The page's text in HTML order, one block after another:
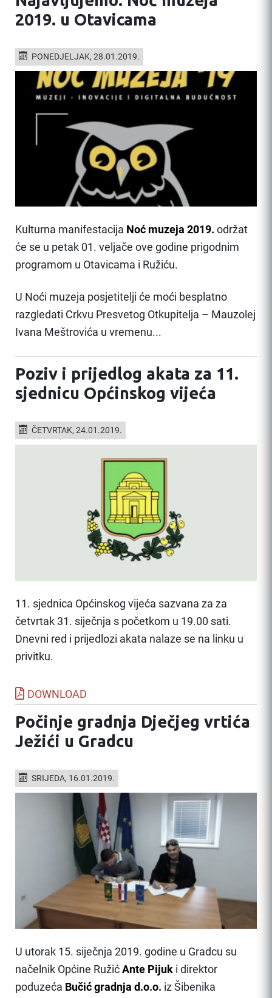
2019. u Otavicama
PONEDJELJAK, 28.01.2019.
Kulturna manifestacija Noć muzeja 2019. održat
će se u petak 01. veljače ove godine prigodnim
programom u Otavicama i Ružiću.
U Noći muzeja posjetitelji će moći besplatno
razgledati Crkvu Presvetog Otkupitelja – Mauzolej
Ivana Meštrovića u vremenu...
Poziv i prijedlog akata za 11.
sjednicu Općinskog vijeća
ČETVRTAK, 24.01.2019.
11. sjednica Općinskog vijeća sazvana za za
četvrtak 31. siječnja s početkom u 19.00 sati.
Dnevni red i prijedlozi akata nalaze se na linku u
privitku.
DOWNLOAD
Počinje gradnja Dječjeg vrtića
Ježići u Gradcu
SRIJEDA, 16.01.2019.
U utorak 15. siječnja 2019. godine u Gradcu su
načelnik Općine Ružić Ante Pijuk i direktor
poduzeća Bučić gradnja d.o.o. iz Šibenika